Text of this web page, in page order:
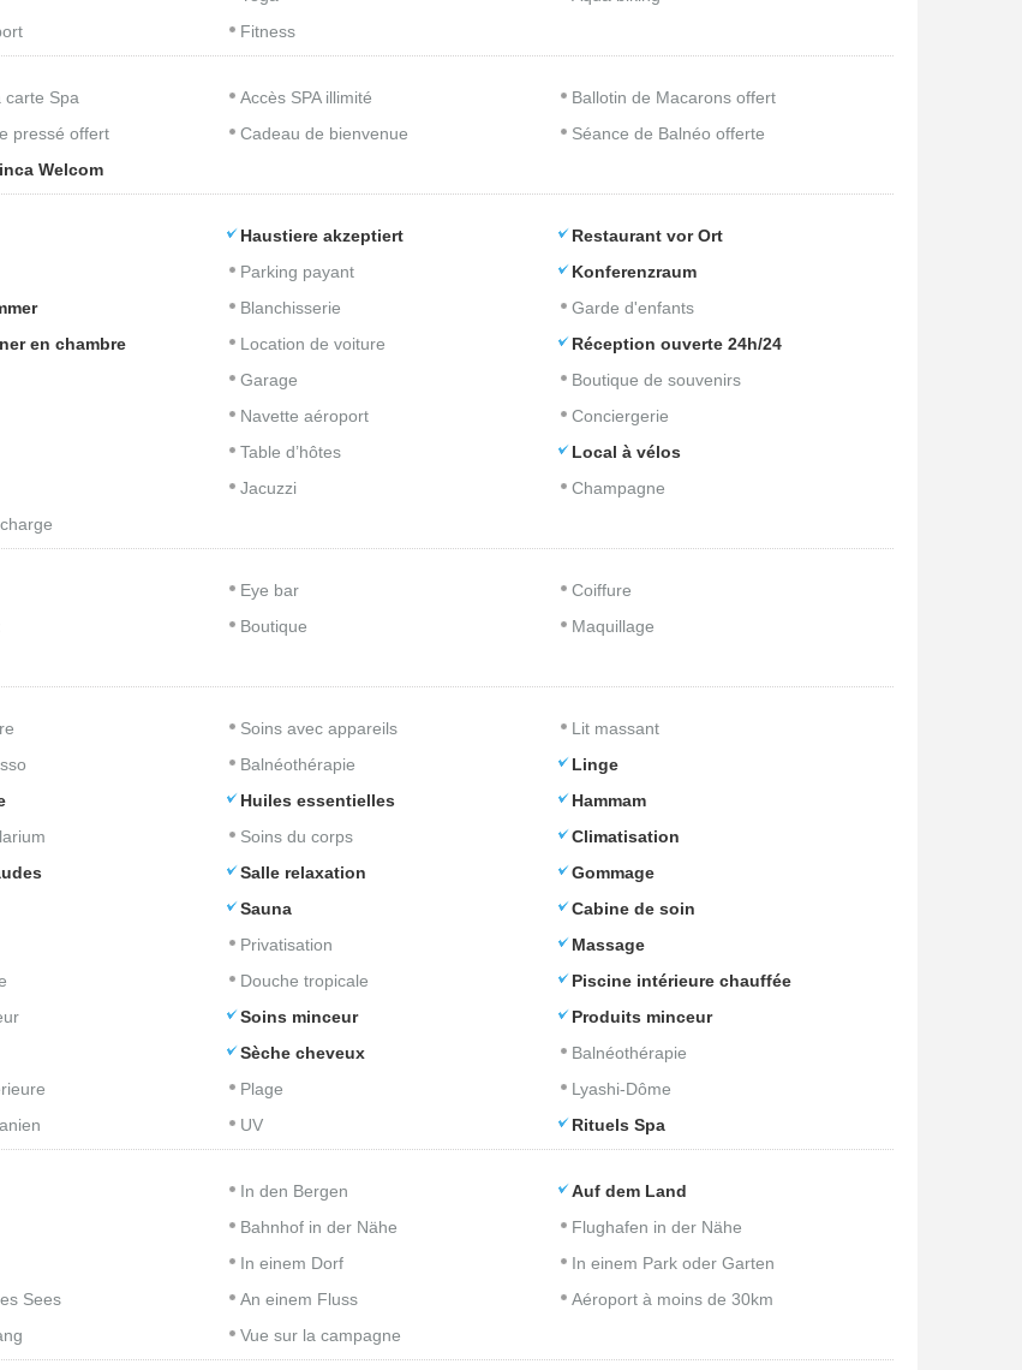
Fitness
carte Spa Accès SPA illimité
Ballotin de Macarons offert
pressé offert
Cadeau de bienvenue
Séance de Balnéo offerte
Welcom
Haustiere akzeptiert
Restaurant vor Ort
Parking payant
Konferenzraum
Blanchisserie
Garde d'enfants
en chambre
Location de voiture
Réception ouverte 24h/24
Garage
Boutique de souvenirs
Navette aéroport
Conciergerie
Table d’hôtes
Local à vélos
Jacuzzi
Champagne
Eye bar
Coiffure
Boutique
Maquillage
Soins avec appareils
Lit massant
Balnéothérapie
Linge
Huiles essentielles
Hammam
Soins du corps
Climatisation
Salle relaxation
Gommage
Sauna
Cabine de soin
Privatisation
Massage
Douche tropicale
Piscine intérieure chauffée
Soins minceur
Produits minceur
Sèche cheveux
Balnéothérapie
Plage
Lyashi-Dôme
UV Rituels Spa
In den Bergen
Auf dem Land
Bahnhof in der Nähe
Flughafen in der Nähe
In einem Dorf
In einem Park oder Garten
Sees
An einem Fluss
Aéroport à moins de 30km
Vue sur la campagne